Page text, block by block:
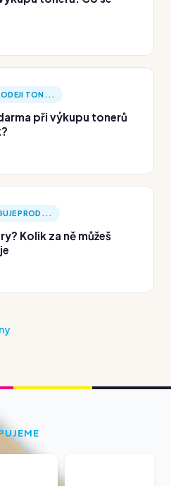
TON...
při výkupu tonerů
PROD...
Kolik za ně můžeš